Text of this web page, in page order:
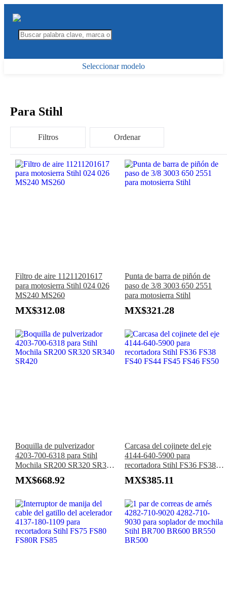
Seleccionar modelo
Para Stihl
Filtros Ordenar
Filtro de aire 11211201617
para motosierra Stihl 024 026
MS240 MS260
MX$312.08
Punta de barra de piñón de
paso de 3/8 3003 650 2551
para motosierra Stihl
MX$321.28
Boquilla de pulverizador
4203-700-6318 para Stihl
Mochila SR200 SR320 SR340
SR420
MX$668.92
Carcasa del cojinete del eje
4144-640-5900 para
recortadora Stihl FS36 FS38
FS40 FS44 FS45 FS46 FS50
MX$385.11